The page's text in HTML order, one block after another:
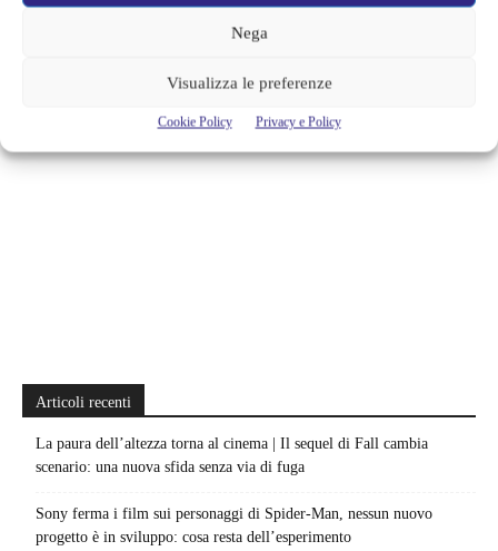
Nega
Visualizza le preferenze
Cookie Policy Privacy e Policy
Territori". Si tratta di un ciclo di eventi che comprende...
Articoli recenti
La paura dell’altezza torna al cinema | Il sequel di Fall cambia
scenario: una nuova sfida senza via di fuga
Sony ferma i film sui personaggi di Spider-Man, nessun nuovo
progetto è in sviluppo: cosa resta dell’esperimento